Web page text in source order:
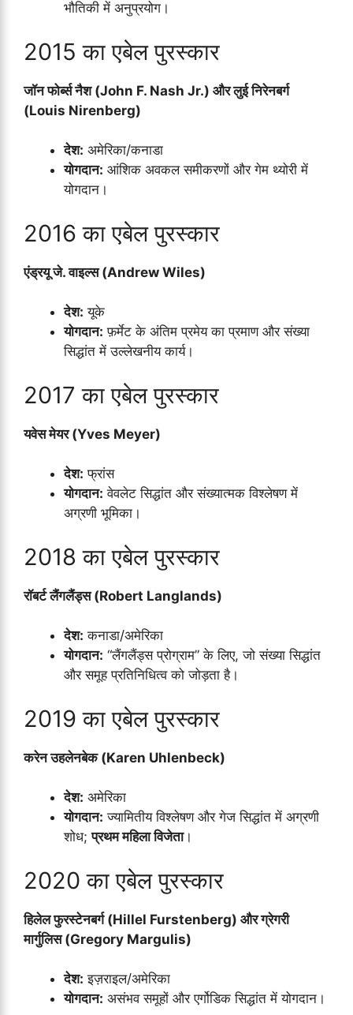
भौतिकी में अनुप्रयोग।
2015 का एबेल पुरस्कार
जॉन फोर्ब्स नैश (John F. Nash Jr.) और लुई निरेनबर्ग
(Louis Nirenberg)
देश: अमेरिका/कनाडा
योगदान: आंशिक अवकल समीकरणों और गेम थ्योरी में
योगदान।
2016 का एबेल पुरस्कार
एंड्रयू जे. वाइल्स (Andrew Wiles)
देश: यूके
योगदान: फ़र्मेट के अंतिम प्रमेय का प्रमाण और संख्या
सिद्धांत में उल्लेखनीय कार्य।
2017 का एबेल पुरस्कार
यवेस मेयर (Yves Meyer)
देश: फ्रांस
योगदान: वेवलेट सिद्धांत और संख्यात्मक विश्लेषण में
अग्रणी भूमिका।
2018 का एबेल पुरस्कार
रॉबर्ट लैंगलैंड्स (Robert Langlands)
देश: कनाडा/अमेरिका
योगदान: “लैंगलैंड्स प्रोग्राम” के लिए, जो संख्या सिद्धांत
और समूह प्रतिनिधित्व को जोड़ता है।
2019 का एबेल पुरस्कार
करेन उहलेनबेक (Karen Uhlenbeck)
देश: अमेरिका
योगदान: ज्यामितीय विश्लेषण और गेज सिद्धांत में अग्रणी
शोध;प्रथम महिला विजेता।
2020 का एबेल पुरस्कार
हिलेल फुरस्टेनबर्ग (Hillel Furstenberg) और ग्रेगरी
मार्गुलिस (Gregory Margulis)
देश: इज़राइल/अमेरिका
योगदान: असंभव समूहों और एर्गोडिक सिद्धांत में योगदान।